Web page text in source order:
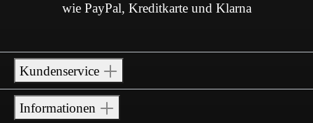
wie PayPal, Kreditkarte und Klarna
Kundenservice
Informationen